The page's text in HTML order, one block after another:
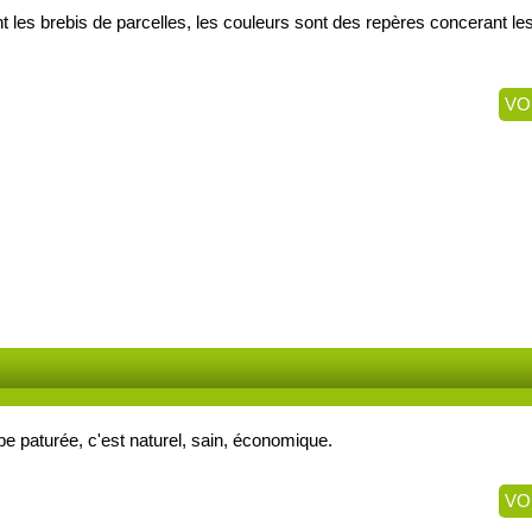
les brebis de parcelles, les couleurs sont des repères concerant
paturée, c'est naturel, sain, économique.